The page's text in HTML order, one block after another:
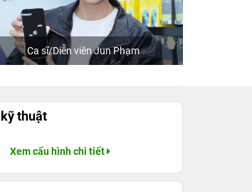
Khách mua hàng tại 24hStore
thuật
Xem cấu hình chi tiết